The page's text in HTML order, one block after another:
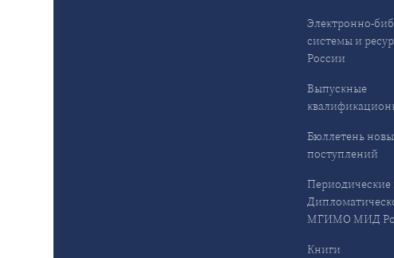
Электронно-
системы и
России
Выпускные
Бюллетень
поступлений
Периодические
МГИМО МИД
Книги